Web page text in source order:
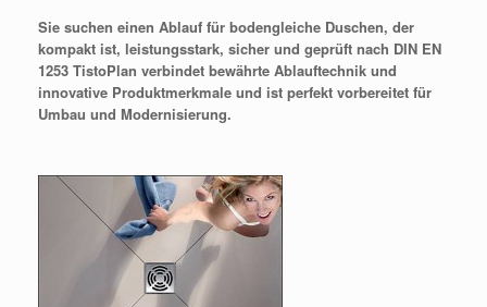
Sie suchen einen Ablauf für bodengleiche Duschen, der
kompakt ist, leistungsstark, sicher und geprüft nach DIN EN
1253 TistoPlan verbindet bewährte Ablauftechnik und
innovative Produktmerkmale und ist perfekt vorbereitet für
Umbau und Modernisierung.